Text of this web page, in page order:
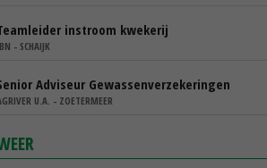
instroom kwekerij
- SCHAIJK
Adviseur Gewassenverzekeringen
U.A. - ZOETERMEER